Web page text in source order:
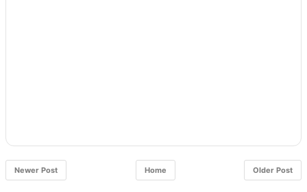
Newer Post Older Post
Home